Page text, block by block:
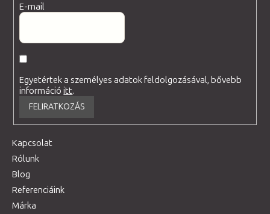
E-mail
Egyetértek a személyes adatok feldolgozásával, bővebb
információitt.
FELIRATKOZÁS
Kapcsolat
Rólunk
Blog
Referenciáink
Márka